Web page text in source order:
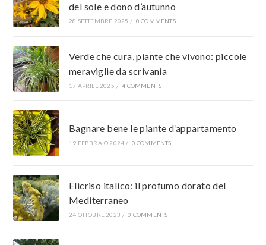
del sole e dono d’autunno
28 SETTEMBRE 2025 / 0 COMMENTS
Verde che cura, piante che vivono: piccole
meraviglie da scrivania
17 APRILE 2025 / 4 COMMENTS
Bagnare bene le piante d’appartamento
19 FEBBRAIO 2024 / 0 COMMENTS
Elicriso italico: il profumo dorato del
Mediterraneo
24 OTTOBRE 2023 / 0 COMMENTS